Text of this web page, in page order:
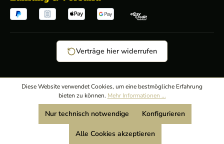
Verträge hier widerrufen
AGB/
Datenschutz/
Wir sind Mitglied:
Diese Website verwendet Cookies, um eine bestmögliche Erfahrung
bieten zu können. Mehr Informationen ...
Nur technisch notwendige Konfigurieren
Alle Cookies akzeptieren